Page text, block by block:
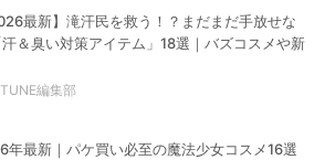
最新】滝汗民を救う！？まだまだ手放せな
汗＆臭い対策アイテム」18選｜バズコスメや新
編集部
年最新｜パケ買い必至の魔法少女コスメ16選